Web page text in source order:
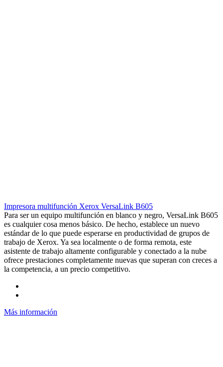
Impresora multifunción Xerox VersaLink B605
Para ser un equipo multifunción en blanco y negro, VersaLink B605
es cualquier cosa menos básico. De hecho, establece un nuevo
estándar de lo que puede esperarse en productividad de grupos de
trabajo de Xerox. Ya sea localmente o de forma remota, este
asistente de trabajo altamente configurable y conectado a la nube
ofrece prestaciones completamente nuevas que superan con creces a
la competencia, a un precio competitivo.
Más información